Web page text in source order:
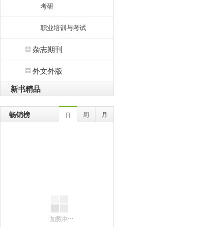
考研
职业培训与考试
杂志期刊
外文外版
新书精品
畅销榜 日 周 月